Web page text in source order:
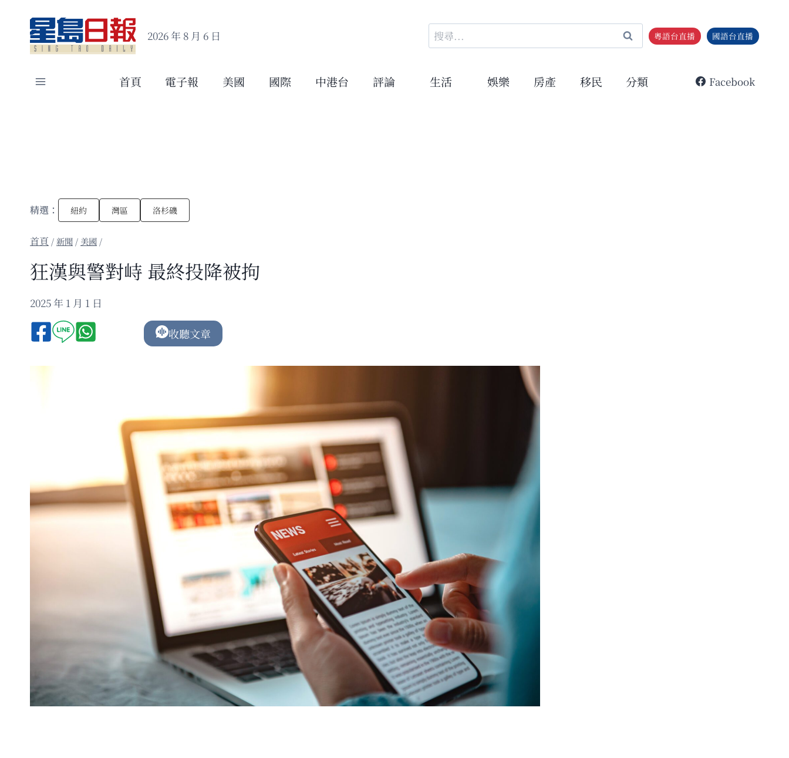
content
2026 年 8 月 6 日
搜
尋
鍵
粵語台直播 國語台直播
首頁 電子報 美國 國際 中港台 評論 生活 娛樂 房產 移民 分類 Facebook
精選： 紐約 灣區 洛杉磯
/新聞 / 美國 /
狂漢與警對峙 最終投降被拘
2025 年 1 月 1 日
收聽文章